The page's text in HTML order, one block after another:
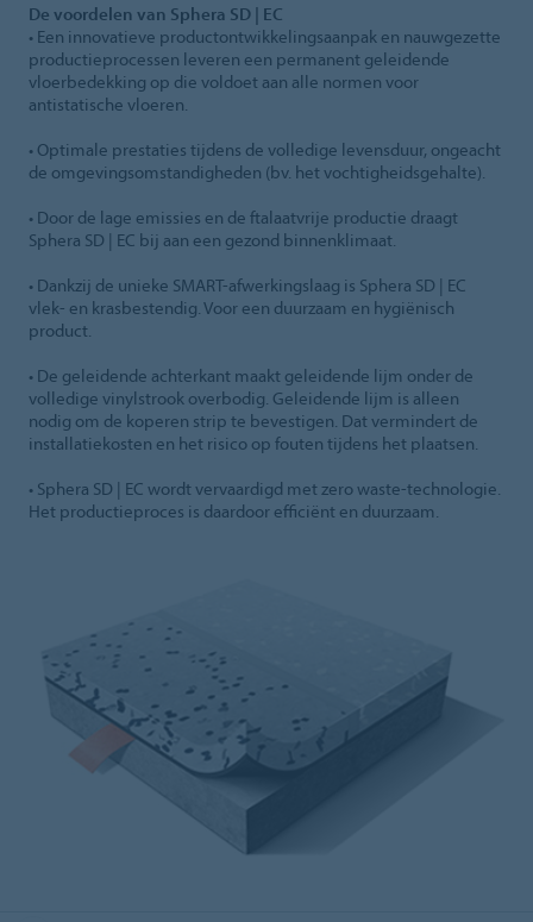
De voordelen van Sphera SD | EC
• Een innovatieve productontwikkelingsaanpak en nauwgezette
productieprocessen leveren een permanent geleidende
vloerbedekking op die voldoet aan alle normen voor
antistatische vloeren.
• Optimale prestaties tijdens de volledige levensduur, ongeacht
de omgevingsomstandigheden (bv. het vochtigheidsgehalte).
• Door de lage emissies en de ftalaatvrije productie draagt
Sphera SD | EC bij aan een gezond binnenklimaat.
• Dankzij de unieke SMART-afwerkingslaag is Sphera SD | EC
vlek- en krasbestendig. Voor een duurzaam en hygiënisch
product.
• De geleidende achterkant maakt geleidende lijm onder de
volledige vinylstrook overbodig. Geleidende lijm is alleen
nodig om de koperen strip te bevestigen. Dat vermindert de
installatiekosten en het risico op fouten tijdens het plaatsen.
• Sphera SD | EC wordt vervaardigd met zero waste-technologie.
Het productieproces is daardoor efficiënt en duurzaam.